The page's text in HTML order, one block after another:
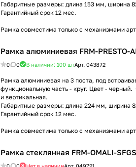
Габаритные размеры: длина 153 мм, ширина
Гарантийный срок 12 мес.
Рамка совместима только с механизмами
Рамка алюминиевая FRM-PRESTO-
0 0 В наличии: 100 штАрт. 043872
Рамка алюминиевая на 3 поста, под
функциональную часть - круг. Цвет -
и вертикальная.
Габаритные размеры: длина 224 мм, ширина
Гарантийный срок 12 мес.
Рамка совместима только с механизмами
Рамка стеклянная FRM-OMALI-